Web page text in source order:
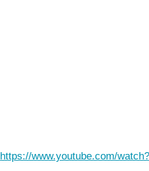
https://www.youtube.com/